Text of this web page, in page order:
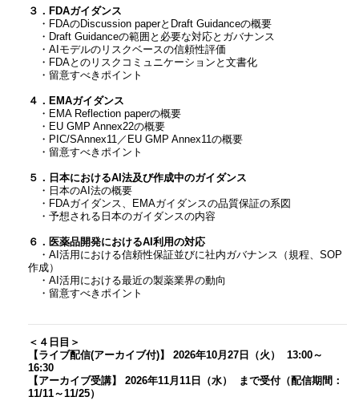
３．FDAガイダンス
・FDAのDiscussion paperとDraft Guidanceの概要
・Draft Guidanceの範囲と必要な対応とガバナンス
・AIモデルのリスクベースの信頼性評価
・FDAとのリスクコミュニケーションと文書化
・留意すべきポイント
４．EMAガイダンス
・EMA Reflection paperの概要
・EU GMP Annex22の概要
・PIC/SAnnex11／EU GMP Annex11の概要
・留意すべきポイント
５．日本におけるAI法及び作成中のガイダンス
・日本のAI法の概要
・FDAガイダンス、EMAガイダンスの品質保証の系図
・予想される日本のガイダンスの内容
６．医薬品開発におけるAI利用の対応
・AI活用における信頼性保証並びに社内ガバナンス（規程、SOP
作成）
・AI活用における最近の製薬業界の動向
・留意すべきポイント
＜４日目＞
【ライブ配信(アーカイブ付)】 2026年10月27日（火） 13:00～
16:30
【アーカイブ受講】 2026年11月11日（水） まで受付（配信期間：
11/11～11/25）